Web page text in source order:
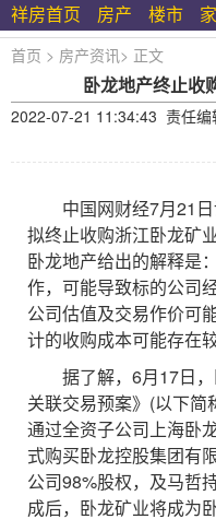
祥房首页 房产 楼市
首页 > 房产资讯> 正文
卧龙地产终止收
2022-07-21 11:34:43 责任编
中国网财经7月21日
拟终止收购浙江卧龙矿
卧龙地产给出的解释是
作，可能导致标的公司
公司估值及交易作价可
计的收购成本可能存在
据了解，6月17日，
关联交易预案》(以下
通过全资子公司上海卧
式购买卧龙控股集团有
公司98%股权，及马哲
成后，卧龙矿业将成为